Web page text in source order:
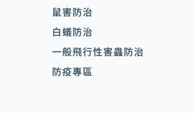
鼠害防治
白蟻防治
一般飛行性害蟲防治
防疫專區